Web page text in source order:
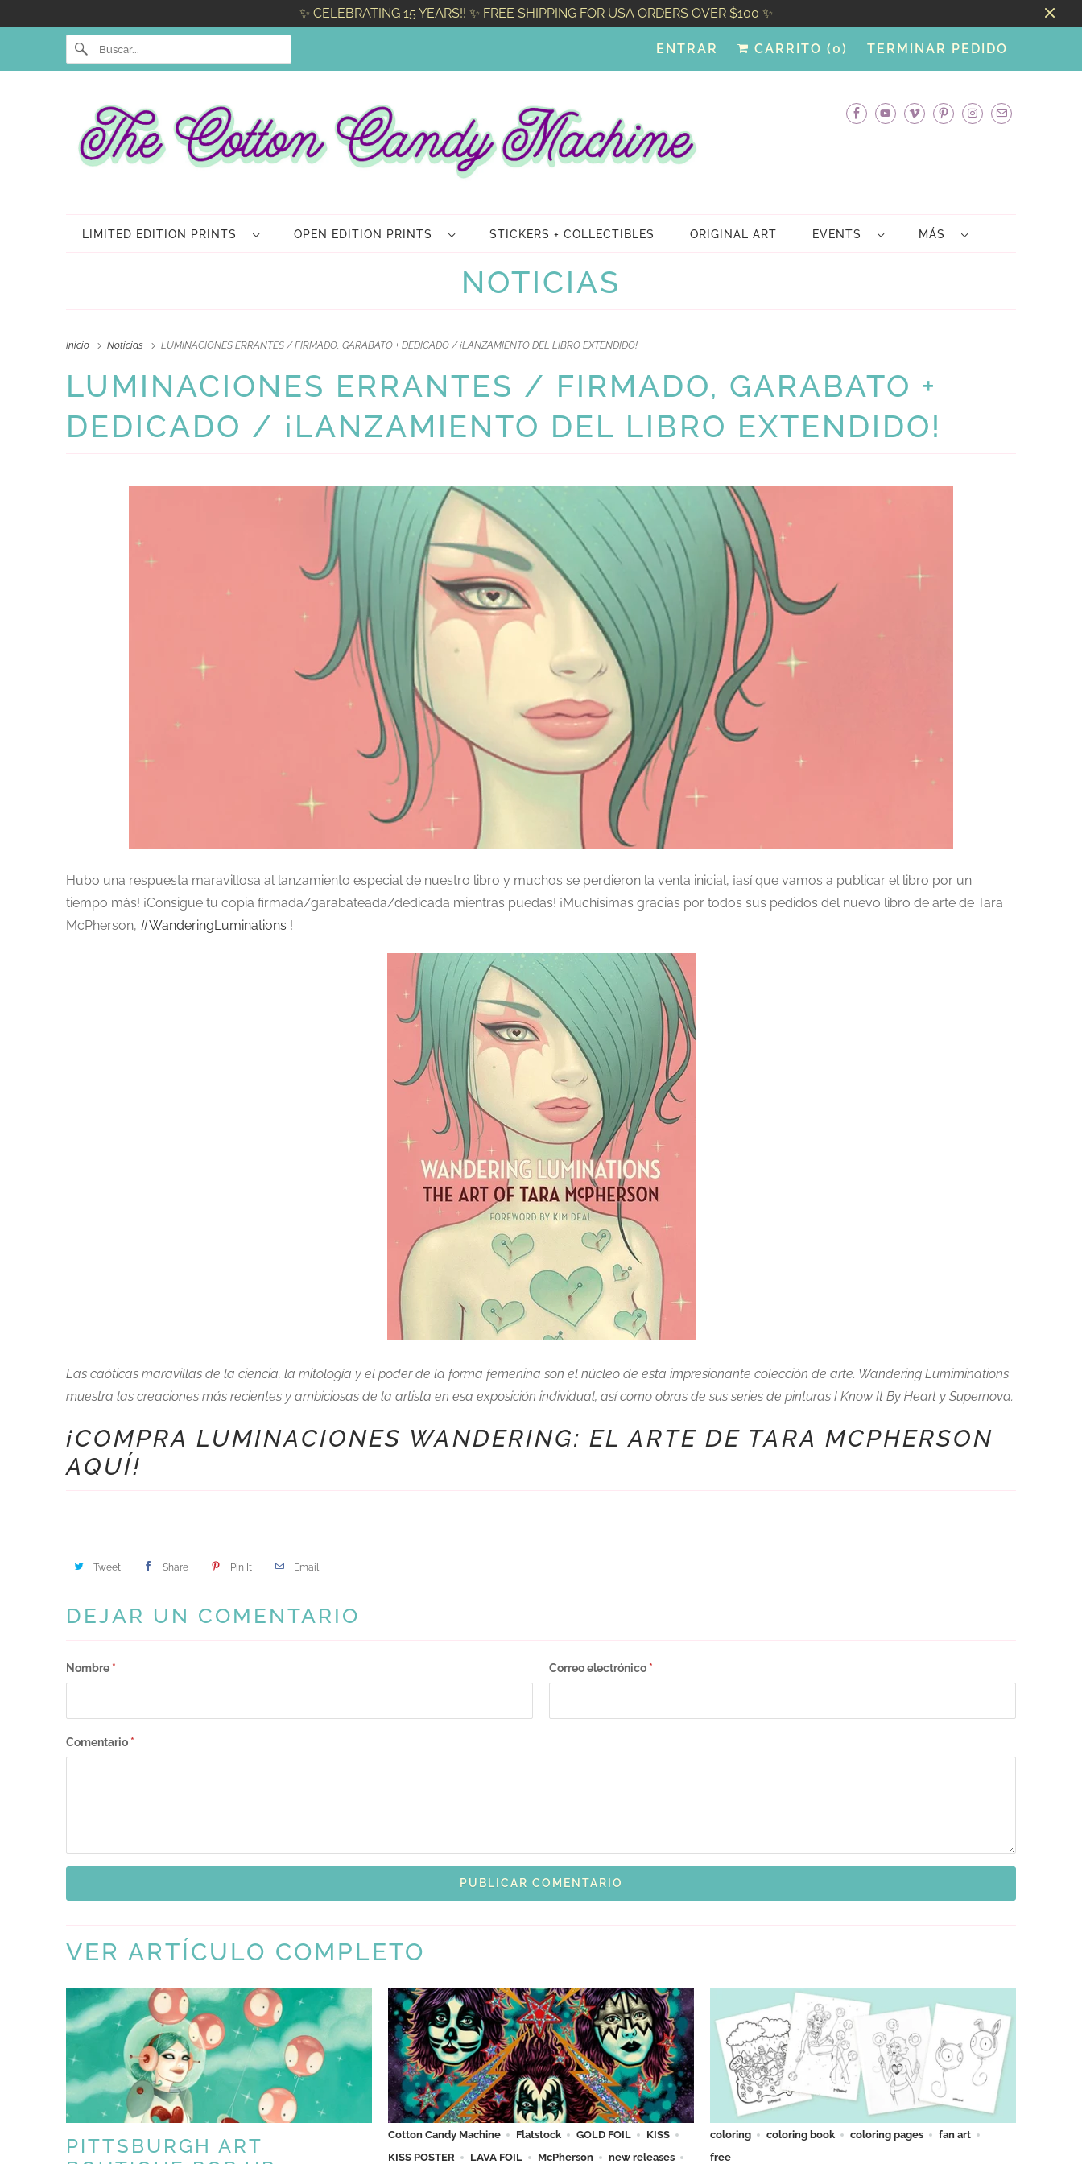
✨ CELEBRATING 15 YEARS!! ✨ FREE SHIPPING FOR USA ORDERS OVER $100 ✨
ENTRAR CARRITO (0) TERMINAR PEDIDO
LIMITED EDITION PRINTS OPEN EDITION PRINTS STICKERS + COLLECTIBLES ORIGINAL ART EVENTS MÁS
NOTICIAS
Inicio Noticias LUMINACIONES ERRANTES / FIRMADO, GARABATO + DEDICADO / ¡LANZAMIENTO DEL LIBRO EXTENDIDO!
LUMINACIONES ERRANTES / FIRMADO, GARABATO +
DEDICADO / ¡LANZAMIENTO DEL LIBRO EXTENDIDO!
Hubo una respuesta maravillosa al lanzamiento especial de nuestro libro y muchos se perdieron la venta inicial, ¡así que vamos a publicar el libro por un
tiempo más! ¡Consigue tu copia firmada/garabateada/dedicada mientras puedas! ¡Muchísimas gracias por todos sus pedidos del nuevo libro de arte de Tara
McPherson, #WanderingLuminations !
Las caóticas maravillas de la ciencia, la mitología y el poder de la forma femenina son el núcleo de esta impresionante colección de arte. Wandering Lumiminations
muestra las creaciones más recientes y ambiciosas de la artista en esa exposición individual, así como obras de sus series de pinturas I Know It By Heart y Supernova.
¡COMPRA LUMINACIONES WANDERING: EL ARTE DE TARA MCPHERSON
AQUÍ!
Tweet Share Pin It Email
DEJAR UN COMENTARIO
Nombre * Correo electrónico *
Comentario *
VER ARTÍCULO COMPLETO
PITTSBURGH ART
Cotton Candy Machine Flatstock GOLD FOIL
KISS
KISS POSTER
LAVA FOIL McPherson
new releases
coloring coloring book coloring pages
fan art
free